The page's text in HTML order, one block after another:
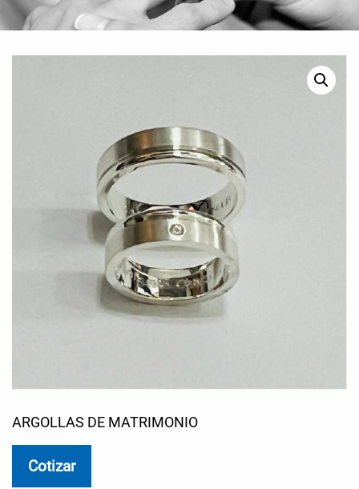
ARGOLLAS DE MATRIMONIO
Cotizar